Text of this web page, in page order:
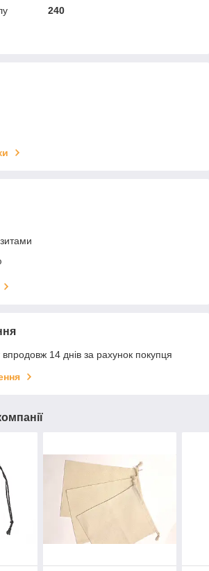
240
14 днів за рахунок покупця